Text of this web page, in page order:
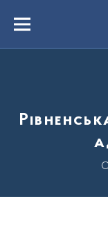
вмістуMenu